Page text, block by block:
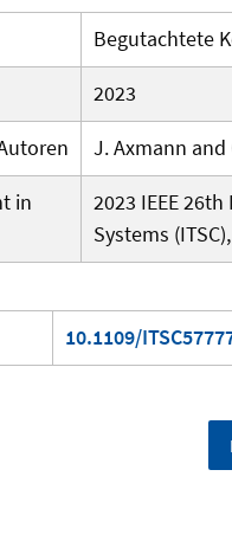
Begutachtete
2023
J. Axmann and
in
2023 IEEE
Systems
10.1109/